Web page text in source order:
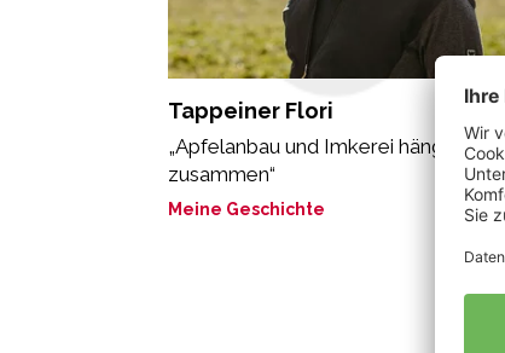
Tappeiner Flori
„Apfelanbau und Imkerei hängen eng
zusammen“
Meine Geschichte